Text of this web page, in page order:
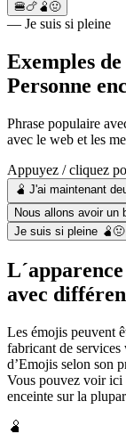
🍔🍗🫄🤢
— Je suis si pleine
Exemples
Personne
Phrase populaire
avec le web et les
Appuyez / cliquez
🫄 J'ai maintenant
Nous allons avoir un
Je suis si pleine 🫄🤢
avec
Les émojis peuvent
fabricant de services
d’Emojis selon son
Vous pouvez voir ici
enceinte sur la
🫄